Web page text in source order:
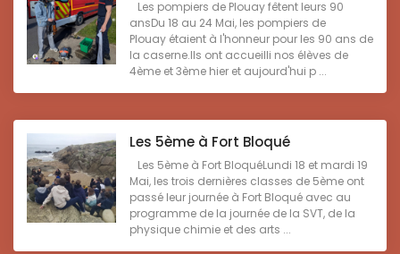
Les pompiers de Plouay fêtent leurs 90
ansDu 18 au 24 Mai, les pompiers de
Plouay étaient à l'honneur pour les 90 ans de
la caserne.Ils ont accueilli nos élèves de
4ème et 3ème hier et aujourd'hui p ...
Les 5ème à Fort Bloqué
Les 5ème à Fort BloquéLundi 18 et mardi 19
Mai, les trois dernières classes de 5ème ont
passé leur journée à Fort Bloqué avec au
programme de la journée de la SVT, de la
physique chimie et des arts ...